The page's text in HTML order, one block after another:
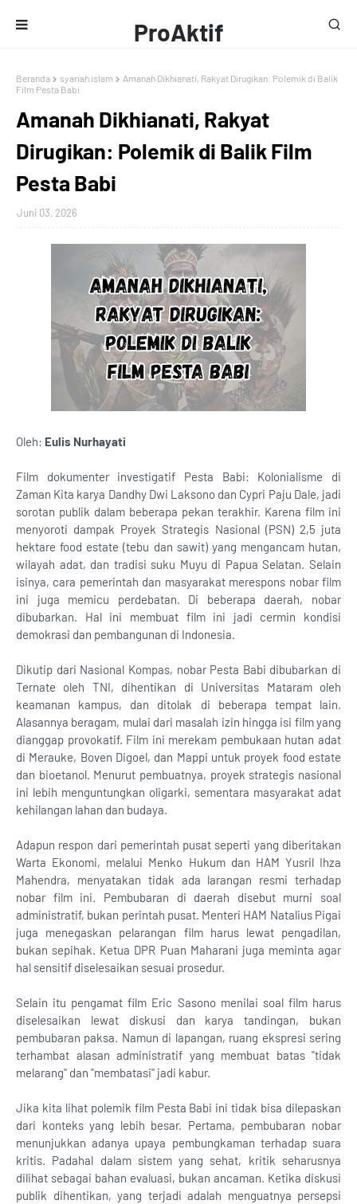
ProAktif
Media
Beranda syariah islam
Amanah Dikhianati, Rakyat Dirugikan: Polemik di Balik
Film Pesta Babi
Amanah Dikhianati, Rakyat
Dirugikan: Polemik di Balik Film
Pesta Babi
Juni 03, 2026
Oleh: Eulis Nurhayati
Film dokumenter investigatif Pesta Babi: Kolonialisme di
Zaman Kita karya Dandhy Dwi Laksono dan Cypri Paju Dale, jadi
sorotan publik dalam beberapa pekan terakhir. Karena film ini
menyoroti dampak Proyek Strategis Nasional (PSN) 2,5 juta
hektare food estate (tebu dan sawit) yang mengancam hutan,
wilayah adat, dan tradisi suku Muyu di Papua Selatan. Selain
isinya, cara pemerintah dan masyarakat merespons nobar film
ini juga memicu perdebatan. Di beberapa daerah, nobar
dibubarkan. Hal ini membuat film ini jadi cermin kondisi
demokrasi dan pembangunan di Indonesia.
Dikutip dari Nasional Kompas, nobar Pesta Babi dibubarkan di
Ternate oleh TNI, dihentikan di Universitas Mataram oleh
keamanan kampus, dan ditolak di beberapa tempat lain.
Alasannya beragam, mulai dari masalah izin hingga isi film yang
dianggap provokatif. Film ini merekam pembukaan hutan adat
di Merauke, Boven Digoel, dan Mappi untuk proyek food estate
dan bioetanol. Menurut pembuatnya, proyek strategis nasional
ini lebih menguntungkan oligarki, sementara masyarakat adat
kehilangan lahan dan budaya.
Adapun respon dari pemerintah pusat seperti yang diberitakan
Warta Ekonomi, melalui Menko Hukum dan HAM Yusril Ihza
Mahendra, menyatakan tidak ada larangan resmi terhadap
nobar film ini. Pembubaran di daerah disebut murni soal
administratif, bukan perintah pusat. Menteri HAM Natalius Pigai
juga menegaskan pelarangan film harus lewat pengadilan,
bukan sepihak. Ketua DPR Puan Maharani juga meminta agar
hal sensitif diselesaikan sesuai prosedur.
Selain itu pengamat film Eric Sasono menilai soal film harus
diselesaikan lewat diskusi dan karya tandingan, bukan
pembubaran paksa. Namun di lapangan, ruang ekspresi sering
terhambat alasan administratif yang membuat batas "tidak
melarang" dan "membatasi" jadi kabur.
Jika kita lihat polemik film Pesta Babi ini tidak bisa dilepaskan
dari konteks yang lebih besar. Pertama, pembubaran nobar
menunjukkan adanya upaya pembungkaman terhadap suara
kritis. Padahal dalam sistem yang sehat, kritik seharusnya
dilihat sebagai bahan evaluasi, bukan ancaman. Ketika diskusi
publik dihentikan, yang terjadi adalah menguatnya persepsi